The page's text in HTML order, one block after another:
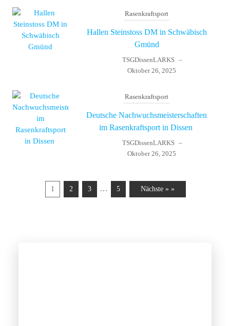
Rasenkraftsport
Hallen Steinstoss DM in Schwäbisch
Gmünd
TSGDissenLARKS –
Oktober 26, 2025
Rasenkraftsport
Deutsche Nachwuchsmeisterschaften
im Rasenkraftsport in Dissen
TSGDissenLARKS –
Oktober 26, 2025
1 2 3 … 5 Nächste » »